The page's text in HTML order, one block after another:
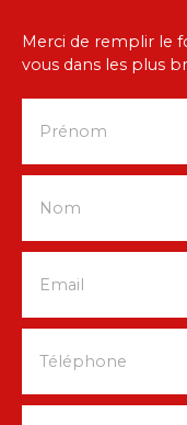
Merci de remplir le
vous dans les plus
Prénom
Nom
Email
Téléphone